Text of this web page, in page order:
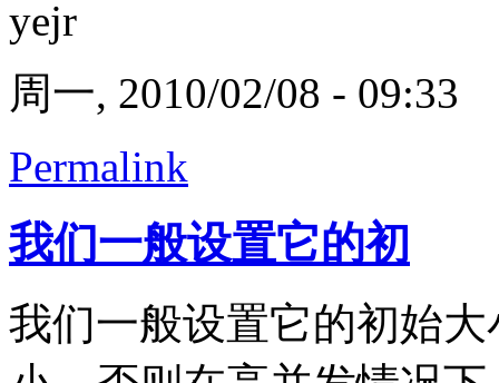
yejr
周一, 2010/02/08 - 09:33
Permalink
我们一般设置它的初
我们一般设置它的初始